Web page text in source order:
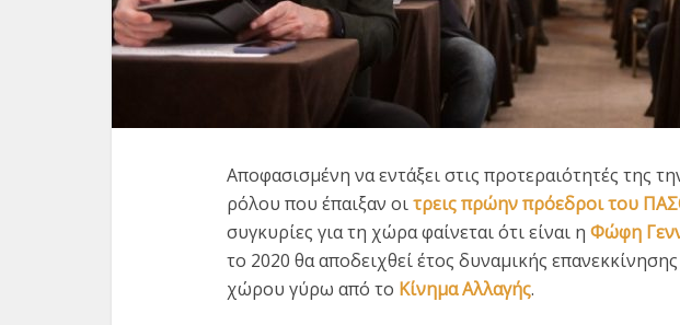
Αποφασισμένη να εντάξει στις προτεραιότητές της
ρόλου που έπαιξαν οιτρεις πρώην πρόεδροι του
συγκυρίες για τη χώρα φαίνεται ότι είναι η Φώφη
το 2020 θα αποδειχθεί έτος δυναμικής
χώρου γύρω από το Κίνημα Αλλαγής.
Ελλήνων χρηστών
αισθάνεται...